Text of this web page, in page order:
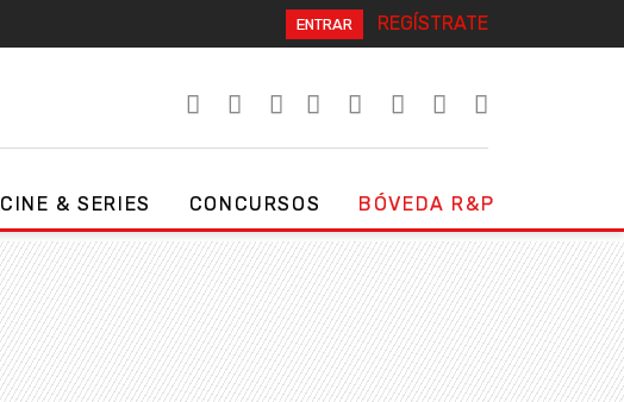
ENTRAR REGÍSTRATE
CINE & SERIES CONCURSOS BÓVEDA R&P